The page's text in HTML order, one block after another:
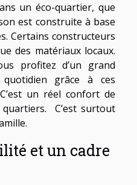
un éco-quartier, que
est construite à base
Certains constructeurs
des matériaux locaux.
profitez d’un grand
grâce à ces
un réel confort de
C’est surtout
et un cadre